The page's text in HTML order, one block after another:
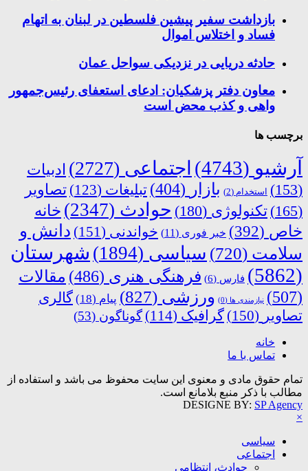
بازداشت سفیر پیشین فلسطین در لبنان به اتهام
فساد و اختلاس اموال
حادثه دریایی در نزدیکی سواحل عمان
معاون دفتر پزشکیان: ادعای استعفای رئیس‌جمهور
واهی و کذب محض است
برچسب ها
آرشیو (4743) اجتماعی (2727)
ادبیات
(153)
استخدام (2) بازار (404) تبلیغات (123)
تصاویر
(165)
تکنولوژی (180) حوادث (2347)
خانه
خاص (392) خبر فوری (11) خواندنی (151)
دانش و
سلامت (720) سیاسی (1894)
شهرستان
(5862)
فارس (6) فرهنگی هنری (486)
مقالات
(507)
نیازمندی ها (0) ورزشی (827) پیام (18)
گالری
تصاویر (150) گرافیک (114) گوناگون (53)
خانه
تماس با ما
تمام حقوق مادی و معنوی این سایت محفوظ می باشد و استفاده از
مطالب با ذکر منبع بلامانع است.
DESIGNE BY: SP Agency
×
سیاسی
اجتماعی
حوادث، انتظامی